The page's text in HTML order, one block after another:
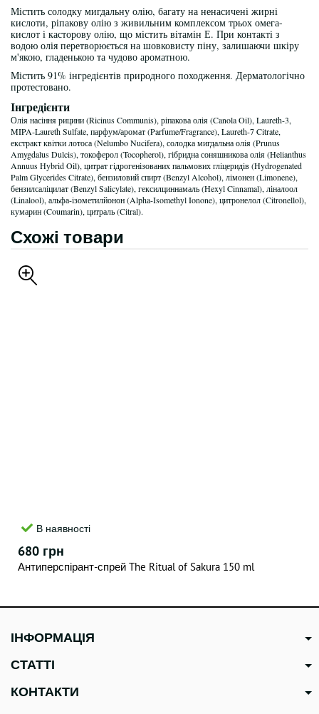
Містить солодку мигдальну олію, багату на ненасичені жирні
кислоти, ріпакову олію з живильним комплексом трьох омега-
кислот і касторову олію, що містить вітамін Е. При контакті з
водою олія перетворюється на шовковисту піну, залишаючи шкіру
м'якою, гладенькою та чудово ароматною.
Містить 91% інгредієнтів природного походження. Дерматологічно
протестовано.
Інгредієнти
Олія насіння рицини (Ricinus Communis), ріпакова олія (Canola Oil), Laureth-3,
MIPA-Laureth Sulfate, парфум/аромат (Parfume/Fragrance), Laureth-7 Citrate,
екстракт квітки лотоса (Nelumbo Nucifera), солодка мигдальна олія (Prunus
Amygdalus Dulcis), токоферол (Tocopherol), гібридна соняшникова олія (Helianthus
Annuus Hybrid Oil), цитрат гідрогенізованих пальмових гліцеридів (Hydrogenated
Palm Glycerides Citrate), бензиловий спирт (Benzyl Alcohol), лімонен (Limonene),
бензилсаліцилат (Benzyl Salicylate), гексилциннамаль (Hexyl Cinnamal), ліналоол
(Linalool), альфа-ізометилйонон (Alpha-Isomethyl Ionone), цитронелол (Citronellol),
кумарин (Coumarin), цитраль (Citral).
Схожі товари
В наявності
680 грн
Антиперспірант-спрей The Ritual of Sakura 150 ml
ІНФОРМАЦІЯ
СТАТТІ
КОНТАКТИ